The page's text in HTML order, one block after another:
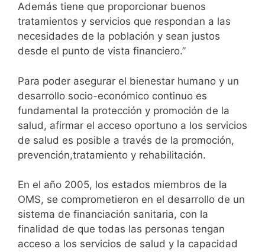
Además tiene que proporcionar buenos
tratamientos y servicios que respondan a las
necesidades de la población y sean justos
desde el punto de vista financiero.”
Para poder asegurar el bienestar humano y un
desarrollo socio-económico continuo es
fundamental la protección y promoción de la
salud, afirmar el acceso oportuno a los servicios
de salud es posible a través de la promoción,
prevención,tratamiento y rehabilitación.
En el año 2005, los estados miembros de la
OMS, se comprometieron en el desarrollo de un
sistema de financiación sanitaria, con la
finalidad de que todas las personas tengan
acceso a los servicios de salud y la capacidad